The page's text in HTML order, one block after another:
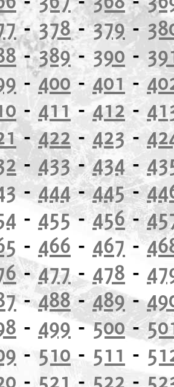
-378-379-
-389- 390 -
-400 - 401 -
-411-412 -
-422 - 423-
- 433-434-
-444-445-
- 455-456-
- 466 - 467-
-477- 478 -
-488-489-
- 499-500-
- 510 - 511 -
- 521 - 522 -